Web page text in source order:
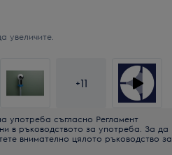
увеличите.
+11
употреба съгласно Регламент
в ръководството за употреба. За да
внимателно цялото ръководство за